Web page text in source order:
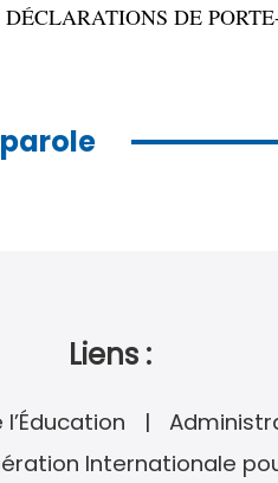
DÉCLARATIONS DE
Liens :
Internationale